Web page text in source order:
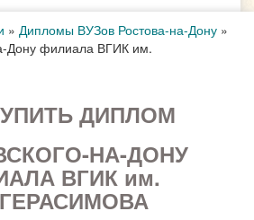
» Дипломы ВУЗов Ростова-на-Дону »
Дону филиала ВГИК им.
ДИПЛОМ
НА-ДОНУ
ВГИК им.